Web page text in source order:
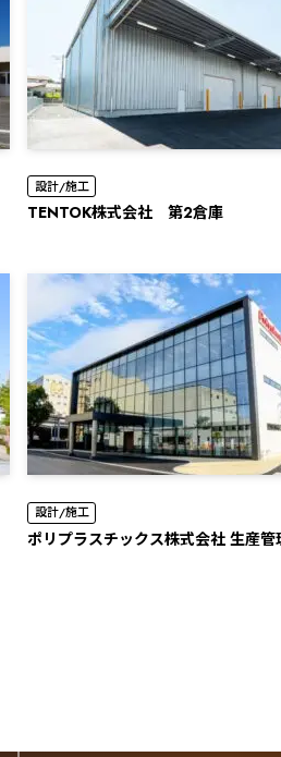
設計/施工
TENTOK株式会社 第2倉庫
設計/施工
ポリプラスチックス株式会社 生産管